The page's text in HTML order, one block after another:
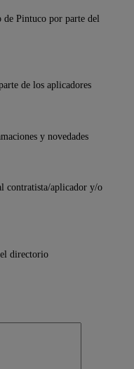
Pintuco por parte del
de los aplicadores
y novedades
contratista/aplicador y/o
directorio